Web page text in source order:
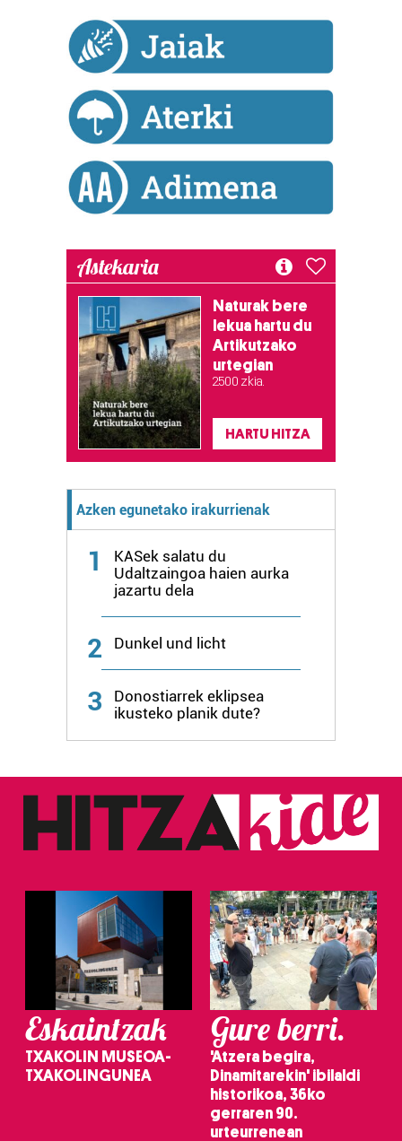
dezakezun ikusteko.
buruzko informazio gehiago eta ezarri zure lehentasunak
datuen atalean. Edozein unetan alda edo ken dezakezu
zure baimena Cookieen adierazpenean.
Webgune honek cookie propioak eta hirugarrenen cookie-
fitxategiak erabiltzen ditu. Zure esperientzia eta
baliatzen gara. Ohar hau onartuz gero, teknologia hori
erabiltzeko baimen esplizitua ematen diguzu.
Gehiago
Astekaria
Naturak bere
lekua hartu du
Artikutzako
urtegian
2.500 zkia.
HARTU HITZA
Azken egunetako irakurrienak
1
KASek salatu du
Udaltzaingoa haien aurka
jazartu dela
2 Dunkel und licht
3
Donostiarrek eklipsea
ikusteko planik dute?
Eskaintzak
TXAKOLIN MUSEOA-
TXAKOLINGUNEA
Gure berri.
'Atzera begira,
Dinamitarekin' ibilaldi
historikoa, 36ko
gerraren 90.
urteurrenean